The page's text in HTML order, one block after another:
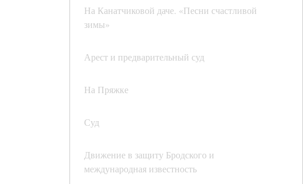
На Канатчиковой даче. «Песни счастливой
зимы»
Арест и предварительный суд
На Пряжке
Суд
Движение в защиту Бродского и
международная известность